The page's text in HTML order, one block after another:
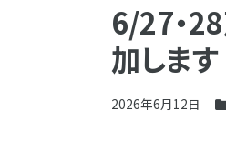
6/27・
加します
2026年6月12日